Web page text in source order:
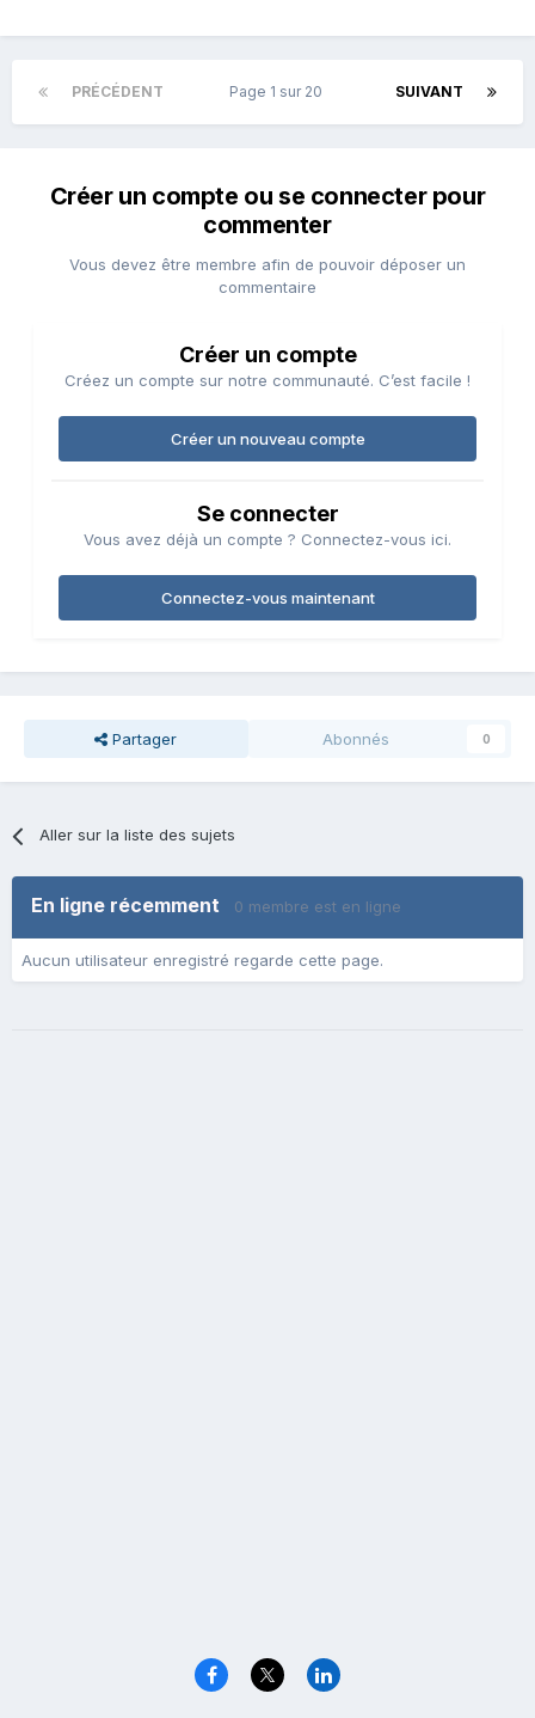
PRÉCÉDENT SUIVANT
Page 1 sur 20
Créer un compte ou se connecter pour
commenter
Vous devez être membre afin de pouvoir déposer un
commentaire
Créer un compte
Créez un compte sur notre communauté. C’est facile !
Créer un nouveau compte
Se connecter
Vous avez déjà un compte ? Connectez-vous ici.
Connectez-vous maintenant
Partager Abonnés 0
Aller sur la liste des sujets
En ligne récemment 0 membre est en ligne
Aucun utilisateur enregistré regarde cette page.